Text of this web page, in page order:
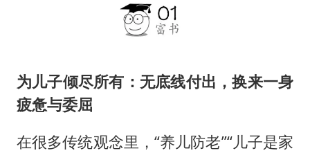
为儿子倾尽所有：无底线付出，换来一身
疲惫与委屈
在很多传统观念里，“养儿防老”“儿子是家